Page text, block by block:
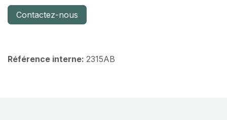
Contactez-nous
Référence interne: 2315AB